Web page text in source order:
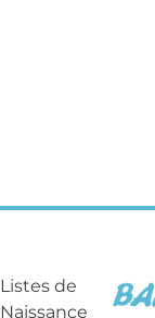
Listes de
Naissance